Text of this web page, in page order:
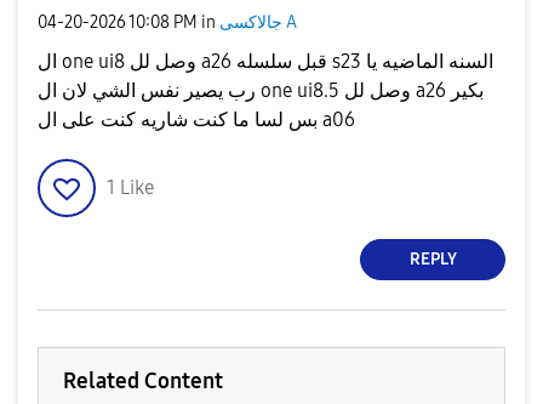
‎04-20-202610:08 PM in جالاكسى A
ال one ui8 وصل لل a26 قبل سلسله s23 السنه الماضيه يا
رب يصير نفس الشي لان ال one ui8.5 وصل لل a26 بكير
بس لسا ما كنت شاريه كنت على ال a06
1 Like
REPLY
Related Content